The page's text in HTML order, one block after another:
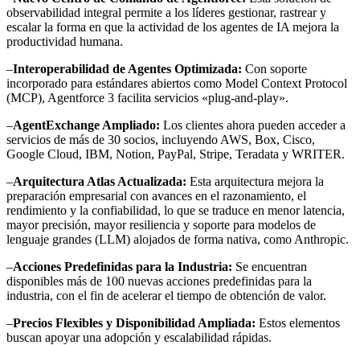
observabilidad integral permite a los líderes gestionar, rastrear y
escalar la forma en que la actividad de los agentes de IA mejora la
productividad humana.
–Interoperabilidad de Agentes Optimizada: Con soporte
incorporado para estándares abiertos como Model Context Protocol
(MCP), Agentforce 3 facilita servicios «plug-and-play».
–AgentExchange Ampliado: Los clientes ahora pueden acceder a
servicios de más de 30 socios, incluyendo AWS, Box, Cisco,
Google Cloud, IBM, Notion, PayPal, Stripe, Teradata y WRITER.
–Arquitectura Atlas Actualizada: Esta arquitectura mejora la
preparación empresarial con avances en el razonamiento, el
rendimiento y la confiabilidad, lo que se traduce en menor latencia,
mayor precisión, mayor resiliencia y soporte para modelos de
lenguaje grandes (LLM) alojados de forma nativa, como Anthropic.
–Acciones Predefinidas para la Industria: Se encuentran
disponibles más de 100 nuevas acciones predefinidas para la
industria, con el fin de acelerar el tiempo de obtención de valor.
–Precios Flexibles y Disponibilidad Ampliada: Estos elementos
buscan apoyar una adopción y escalabilidad rápidas.